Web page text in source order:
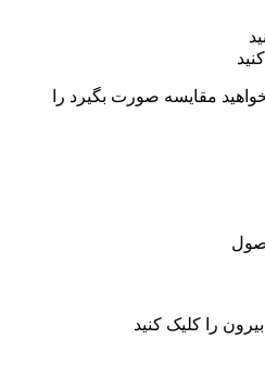
مقایسه صورت بگیرد را
را کلیک کنید